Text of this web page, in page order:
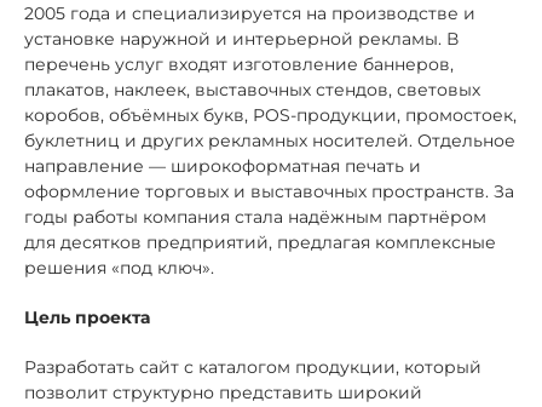
2005 года и специализируется на производстве и
установке наружной и интерьерной рекламы. В
перечень услуг входят изготовление баннеров,
плакатов, наклеек, выставочных стендов, световых
коробов, объёмных букв, POS-продукции, промостоек,
буклетниц и других рекламных носителей. Отдельное
направление — широкоформатная печать и
оформление торговых и выставочных пространств. За
годы работы компания стала надёжным партнёром
для десятков предприятий, предлагая комплексные
решения «под ключ».
Цель проекта
Разработать сайт с каталогом продукции, который
позволит структурно представить широкий